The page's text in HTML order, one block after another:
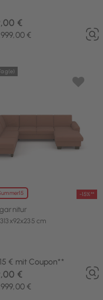
€
€
-15%**
cm
€ mit Coupon**
€
€